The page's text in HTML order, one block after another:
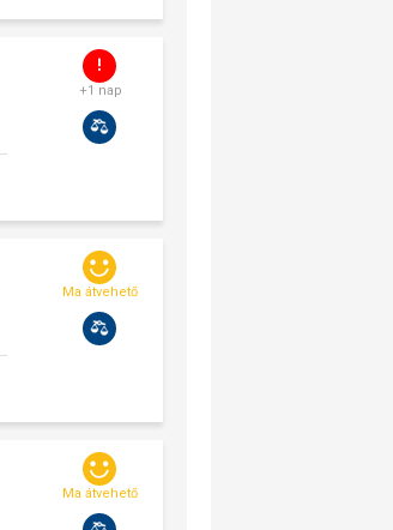
+1 nap
Ma átvehető
Ma átvehető